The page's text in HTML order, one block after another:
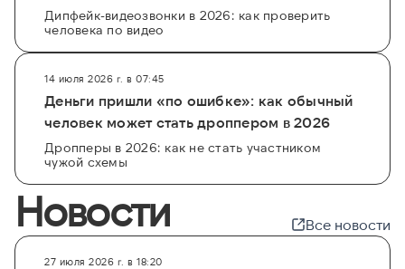
Дипфейк-видеозвонки в 2026: как проверить
человека по видео
14 июля 2026 г. в 07:45
Деньги пришли «по ошибке»: как обычный
человек может стать дроппером в 2026
Дропперы в 2026: как не стать участником
чужой схемы
Новости Все новости
27 июля 2026 г. в 18:20